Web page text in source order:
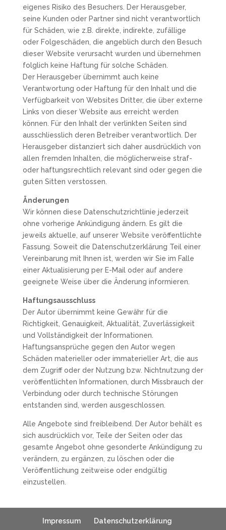
eigenes Risiko des Besuchers. Der Herausgeber,
seine Kunden oder Partner sind nicht verantwortlich
für Schäden, wie z.B. direkte, indirekte, zufällige
oder Folgeschäden, die angeblich durch den Besuch
dieser Website verursacht wurden und übernehmen
folglich keine Haftung für solche Schäden.
Der Herausgeber übernimmt auch keine
Verantwortung oder Haftung für den Inhalt und die
Verfügbarkeit von Websites Dritter, die über externe
Links von dieser Website aus erreicht werden
können. Für den Inhalt der verlinkten Seiten sind
ausschliesslich deren Betreiber verantwortlich. Der
Herausgeber distanziert sich daher ausdrücklich von
allen fremden Inhalten, die möglicherweise straf-
oder haftungsrechtlich relevant sind oder gegen die
guten Sitten verstossen.
Änderungen
Wir können diese Datenschutzrichtlinie jederzeit
ohne vorherige Ankündigung ändern. Es gilt die
jeweils aktuelle, auf unserer Website veröffentlichte
Fassung. Soweit die Datenschutzerklärung Teil einer
Vereinbarung mit Ihnen ist, werden wir Sie im Falle
einer Aktualisierung per E-Mail oder auf andere
geeignete Weise über die Änderung informieren.
Haftungsausschluss
Der Autor übernimmt keine Gewähr für die
Richtigkeit, Genauigkeit, Aktualität, Zuverlässigkeit
und Vollständigkeit der Informationen.
Haftungsansprüche gegen den Autor wegen
Schäden materieller oder immaterieller Art, die aus
dem Zugriff oder der Nutzung bzw. Nichtnutzung der
veröffentlichten Informationen, durch Missbrauch der
Verbindung oder durch technische Störungen
entstanden sind, werden ausgeschlossen.
Alle Angebote sind freibleibend. Der Autor behält es
sich ausdrücklich vor, Teile der Seiten oder das
gesamte Angebot ohne gesonderte Ankündigung zu
verändern, zu ergänzen, zu löschen oder die
Veröffentlichung zeitweise oder endgültig
einzustellen.
Impressum Datenschutzerklärung